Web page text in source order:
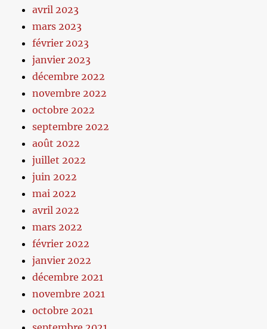
avril 2023
mars 2023
février 2023
janvier 2023
décembre 2022
novembre 2022
octobre 2022
septembre 2022
août 2022
juillet 2022
juin 2022
mai 2022
avril 2022
mars 2022
février 2022
janvier 2022
décembre 2021
novembre 2021
octobre 2021